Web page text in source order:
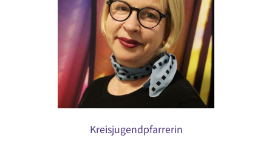
Kreisjugendpfarrerin